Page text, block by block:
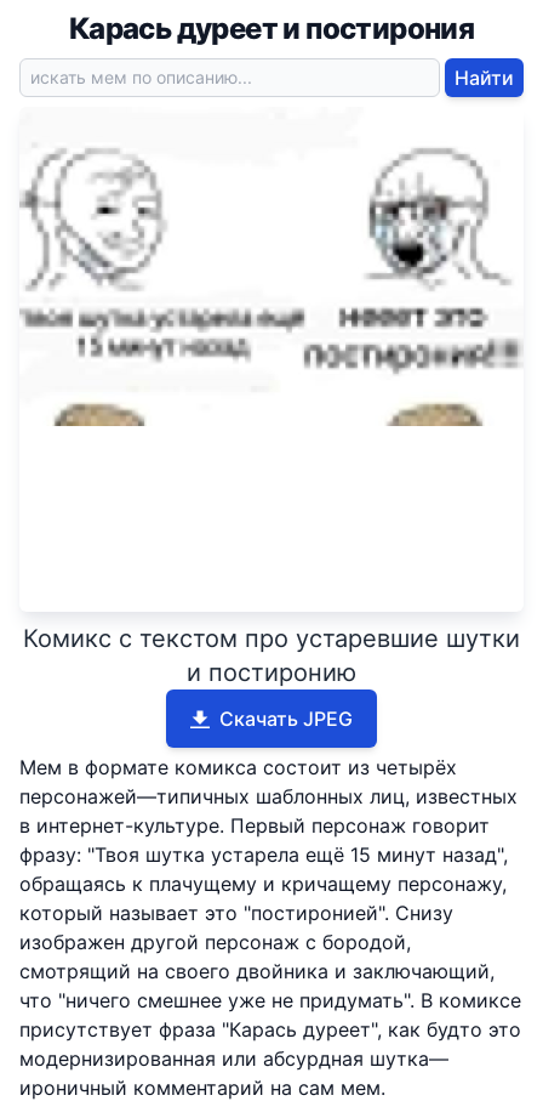
Карась дуреет и постирония
Найти
Комикс с текстом про устаревшие шутки
и постиронию
Скачать JPEG
Мем в формате комикса состоит из четырёх
персонажей—типичных шаблонных лиц, известных
в интернет-культуре. Первый персонаж говорит
фразу: "Твоя шутка устарела ещё 15 минут назад",
обращаясь к плачущему и кричащему персонажу,
который называет это "постиронией". Снизу
изображен другой персонаж с бородой,
смотрящий на своего двойника и заключающий,
что "ничего смешнее уже не придумать". В комиксе
присутствует фраза "Карась дуреет", как будто это
модернизированная или абсурдная шутка—
ироничный комментарий на сам мем.